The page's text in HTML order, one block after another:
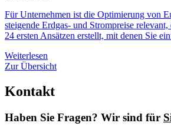
Für Unternehmen ist die Optimierung von
steigende Erdgas- und Strompreise
24 ersten Ansätzen erstellt, mit denen Sie
Weiterlesen
Zur Übersicht
Kontakt
Haben Sie Fragen? Wir sind für